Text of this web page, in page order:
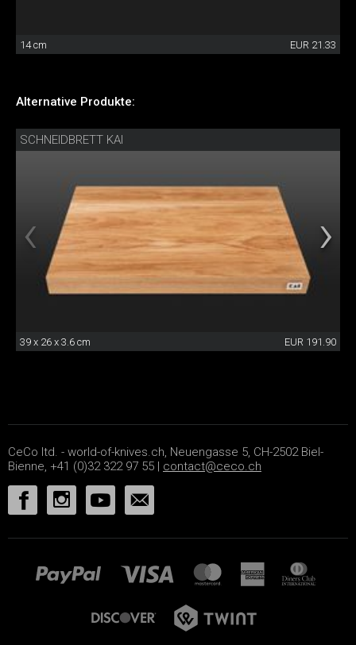
14 cm EUR 21.33
Alternative Produkte:
SCHNEIDBRETT KAI
39 x 26 x 3.6 cm EUR 191.90
CeCo ltd. - world-of-knives.ch, Neuengasse 5, CH-2502 Biel-
Bienne, +41 (0)32 322 97 55 | contact@ceco.ch